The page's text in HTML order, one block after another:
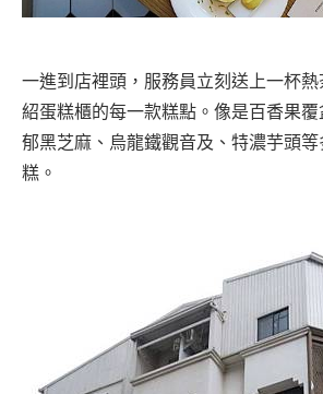
一進到店裡頭，服務員立刻送上一杯
紹蛋糕櫃的每一款糕點。像是百香果
郁黑芝麻、烏龍鐵觀音及、特濃芋頭
糕。